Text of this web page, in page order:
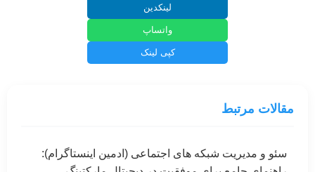
لینکدین
واتساپ
کپی لینک
مقالات مرتبط
سئو و مدیریت شبکه های اجتماعی (ادمین اینستاگرام):